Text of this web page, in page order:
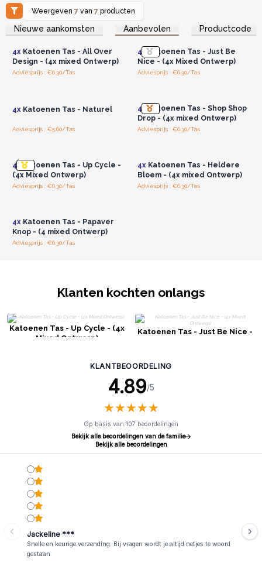
Afmetingen: Hoogte 42cm, Lengte 39cm, Breedte
11.5cm
Gewicht: 220gr
Laten we samen de oorlog verklaren aan de plastic
zakken en tegelijkertijd de kassa laten rinkelen en dat
allemaal voor een goed doel.
Weergeven7 van7 producten
Nieuwe aankomsten Aanbevolen Productcode
Log in of registreer u voor
groothandelsprijzen.
4xKatoenen Tas - All Over
Design - (4x mixed Ontwerp)
Adviesprijs : €6.30/Tas
Log in of registreer u voor
groothandelsprijzen.
4x Katoenen Tas - Just Be
Nice - (4x Mixed Ontwerp)
Adviesprijs : €6.30/Tas
4xKatoenen Tas - Naturel
Adviesprijs : €5.60/Tas
4x Katoenen Tas - Shop Shop
Drop - (4x mixed Ontwerp)
Adviesprijs : €6.30/Tas
4x Katoenen Tas - Up Cycle -
(4x Mixed Ontwerp)
Adviesprijs : €6.30/Tas
4xKatoenen Tas - Heldere
Bloem - (4x mixed Ontwerp)
Adviesprijs : €6.30/Tas
4xKatoenen Tas - Papaver
Knop - (4 mixed Ontwerp)
Adviesprijs : €6.30/Tas
Klanten kochten onlangs
Katoenen Tas - Up Cycle - (4x
Mixed Ontwerp)
Katoenen Tas - Just Be Nice -
KLANTBEOORDELING
4.89/5
★★★★★
★★★★★
Op basis van 107 beoordelingen
Bekijk alle beoordelingen van de familie
Bekijk alle beoordelingen
Jackeline ***
Snelle en keurige verzending. Bij vragen wordt je altijd netjes te woord
gestaan